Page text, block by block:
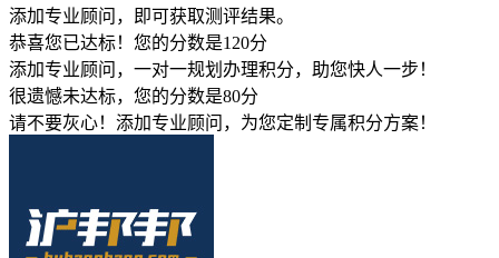
添加专业顾问，即可获取测评结果。
恭喜您已达标！您的分数是120分
添加专业顾问，一对一规划办理积分，助您快人一步！
很遗憾未达标，您的分数是80分
请不要灰心！添加专业顾问，为您定制专属积分方案！